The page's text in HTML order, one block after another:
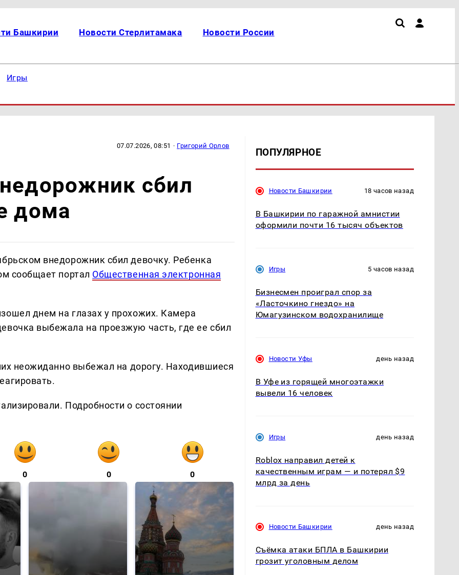
Башкирии Новости Стерлитамака Новости России
Игры
07.07.2026, 08:51 · Григорий Орлов
сбил
дома
внедорожник сбил девочку. Ребенка
сообщает портал Общественная электронная
днем на глазах у прохожих. Камера
выбежала на проезжую часть, где ее сбил
неожиданно выбежал на дорогу. Находившиеся
Подробности о состоянии
0 0 0
ПОПУЛЯРНОЕ
Новости Башкирии 18 часов назад
В Башкирии по гаражной амнистии
оформили почти 16 тысяч объектов
Игры 5 часов назад
Бизнесмен проиграл спор за
«Ласточкино гнездо» на
Юмагузинском водохранилище
Новости Уфы день назад
В Уфе из горящей многоэтажки
вывели 16 человек
Игры день назад
Roblox направил детей к
качественным играм — и потерял $9
млрд за день
Новости Башкирии день назад
Съёмка атаки БПЛА в Башкирии
грозит уголовным делом